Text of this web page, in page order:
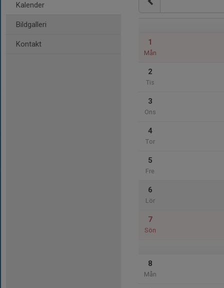
Kalender
Bildgalleri
Kontakt 1
Mån
2
Tis
3
Ons
4
Tor
5
Fre
6
Lör
7
Sön
8
Mån